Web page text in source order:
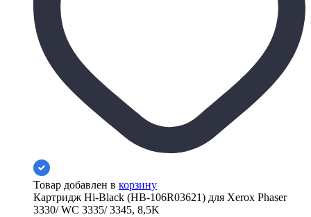
Товар добавлен в корзину
Картридж Hi-Black (HB-106R03621) для Xerox Phaser
3330/ WC 3335/ 3345, 8,5K